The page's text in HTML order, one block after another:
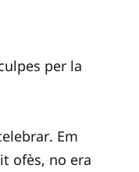
per la
Em
ofès, no era